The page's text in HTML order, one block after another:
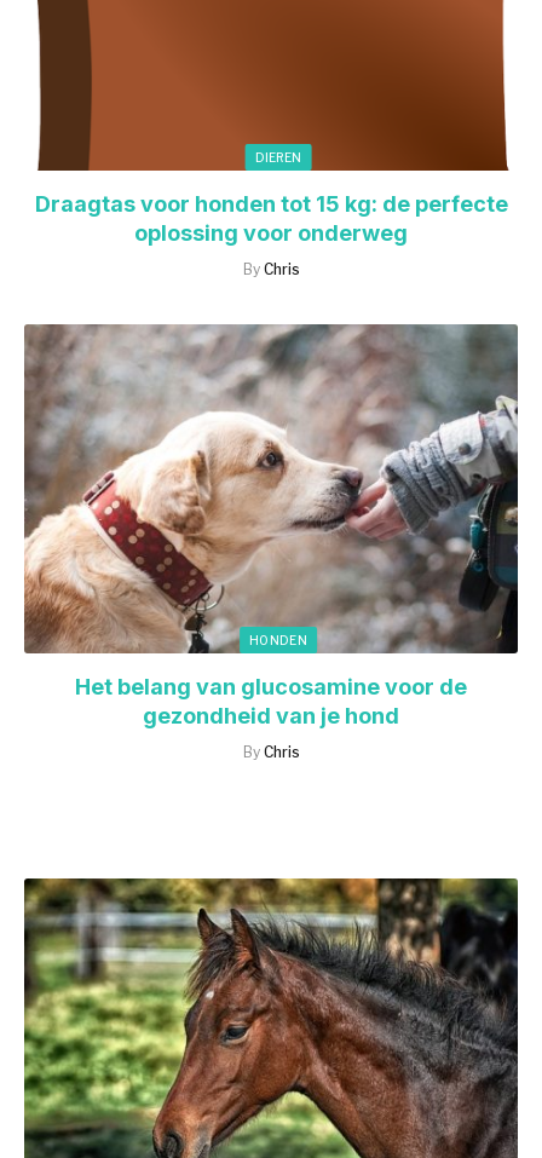
DIEREN
Draagtas voor honden tot 15 kg: de perfecte
oplossing voor onderweg
By Chris
HONDEN
Het belang van glucosamine voor de
gezondheid van je hond
By Chris